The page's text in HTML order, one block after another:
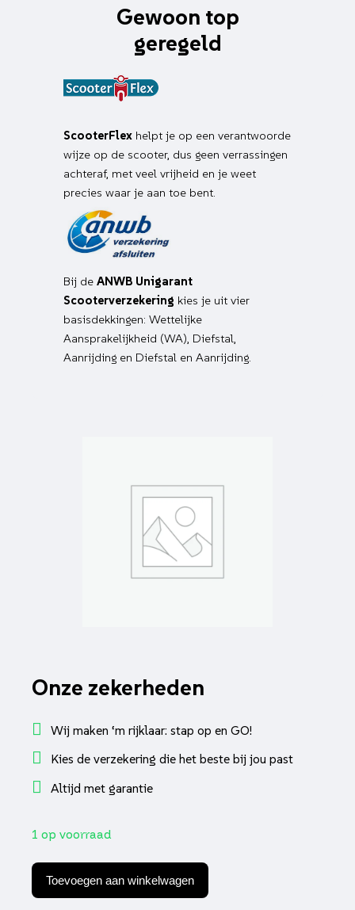
Gewoon top
geregeld
ScooterFlex helpt je op een verantwoorde
wijze op de scooter, dus geen verrassingen
achteraf, met veel vrijheid en je weet
precies waar je aan toe bent.
Bij de ANWB Unigarant
Scooterverzekering kies je uit vier
basisdekkingen: Wettelijke
Aansprakelijkheid (WA), Diefstal,
Aanrijding en Diefstal en Aanrijding.
Onze zekerheden
Wij maken ‘m rijklaar: stap op en GO!
Kies de verzekering die het beste bij jou past
Altijd met garantie
1 op voorraad
alpha
styling
s
Toevoegen aan winkelwagen